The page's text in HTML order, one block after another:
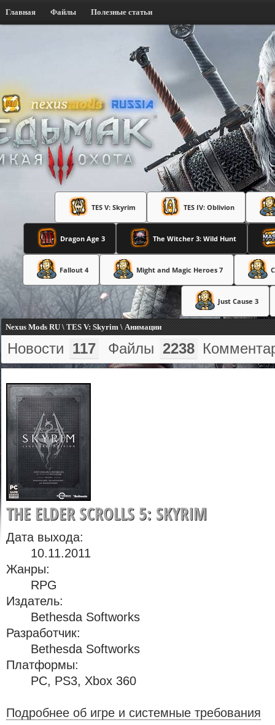
Главная Файлы Полезные статьи
TES V: Skyrim TES IV: Oblivion
Dragon Age 3 The Witcher 3: Wild Hunt
Fallout 4 Might and Magic Heroes 7
Just Cause 3
Nexus Mods RU \ TES V: Skyrim \ Анимации
Новости 117 Файлы 2238
THE ELDER SCROLLS 5: SKYRIM
Дата выхода:
10.11.2011
Жанры:
RPG
Издатель:
Bethesda Softworks
Разработчик:
Bethesda Softworks
Платформы:
PC, PS3, Xbox 360
Подробнее об игре и системные требования